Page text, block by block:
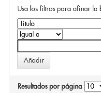
Usa los filtros para afinar la
Resultados por página